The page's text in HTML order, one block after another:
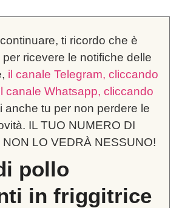
ricevere le notifiche delle
il canale Telegram, cliccando
canale Whatsapp, cliccando
anche tu per non perdere le
IL TUO NUMERO DI
LO VEDRÀ NESSUNO!
pollo
in friggitrice